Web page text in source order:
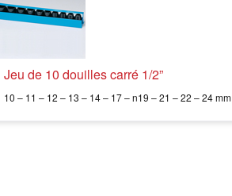
Jeu de 10 douilles carré 1/2”
10 – 11 – 12 – 13 – 14 – 17 – n19 – 21 – 22 – 24 mm